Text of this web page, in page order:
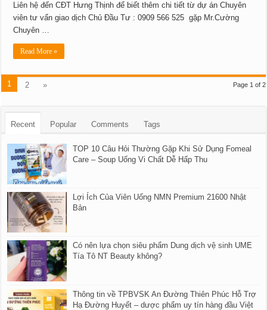
Liên hệ đến CĐT Hưng Thịnh để biết thêm chi tiết từ dự án Chuyên
viên tư vấn giao dịch Chủ Đầu Tư : 0909 566 525 gặp Mr.Cường
Chuyên …
Read More »
Page 1 of 2
1 2 »
Recent Popular Comments Tags
TOP 10 Câu Hỏi Thường Gặp Khi Sử Dụng Fomeal
Care – Soup Uống Vi Chất Dễ Hấp Thu
Lợi Ích Của Viên Uống NMN Premium 21600 Nhật
Bản
Có nên lựa chọn siêu phẩm Dung dịch vệ sinh UME
Tía Tô NT Beauty không?
Thông tin về TPBVSK An Đường Thiên Phúc Hỗ Trợ
Hạ Đường Huyết – dược phẩm uy tín hàng đầu Việt